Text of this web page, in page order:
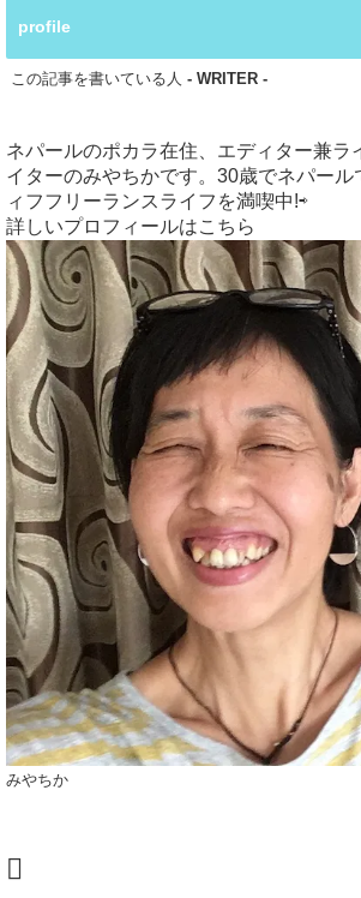
profile
この記事を書いている人 - WRITER -
ネパールのポカラ在住、エディター兼ラ
イターのみやちかです。30歳でネパール
ィフフリーランスライフを満喫中!⇨
詳しいプロフィールはこちら
みやちか